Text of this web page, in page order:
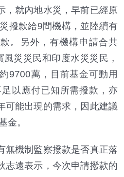
，就內地水災，早前已經原
撥款給9間機構，並陸續有
。另外，有機構申請合共
災災民和印度水災災民，
9700萬，目前基金可動用
以應付已知所需撥款，亦
可能出現的需求，因此建議
金。
無機制監察撥款是否真正落
志遠表示，今次申請撥款的